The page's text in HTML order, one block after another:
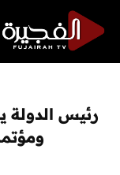
رئيس
ومؤتمر